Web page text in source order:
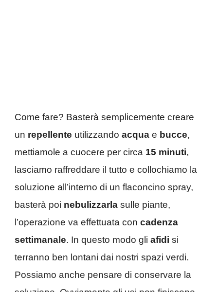
Come fare? Basterà semplicemente creare
un repellente utilizzando acqua e bucce,
mettiamole a cuocere per circa 15 minuti,
lasciamo raffreddare il tutto e collochiamo la
soluzione all’interno di un flaconcino spray,
basterà poi nebulizzarla sulle piante,
l’operazione va effettuata con cadenza
settimanale. In questo modo gli afidi si
terranno ben lontani dai nostri spazi verdi.
Possiamo anche pensare di conservare la